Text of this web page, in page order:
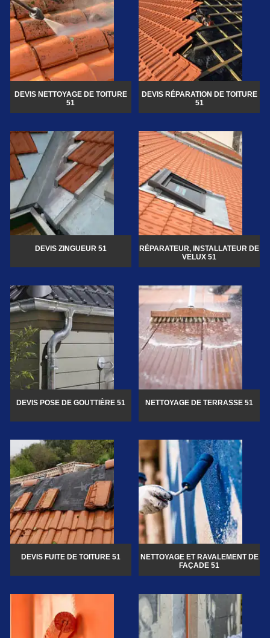
DEVIS NETTOYAGE DE TOITURE
51
DEVIS RÉPARATION DE TOITURE
51
DEVIS ZINGUEUR 51
RÉPARATEUR, INSTALLATEUR DE
VELUX 51
DEVIS POSE DE GOUTTIÈRE 51 NETTOYAGE DE TERRASSE 51
DEVIS FUITE DE TOITURE 51
NETTOYAGE ET RAVALEMENT DE
FAÇADE 51